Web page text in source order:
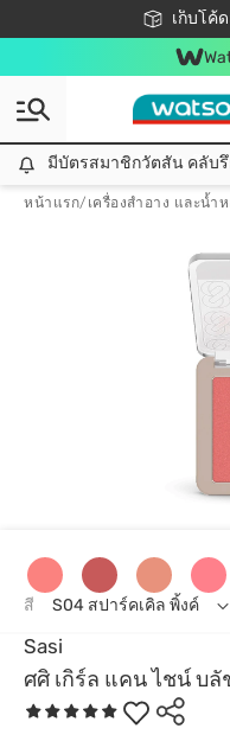
เก็บโค้
ชอปออนไลน์
📦ส่
สมา
มีบัตรสมาชิกวัตสัน คลับ
หน้าแรก/ เครื่องสำอาง และน้ำ
Sasi
ศศิ เกิร์ล แคน ไชน์ บ
สี S04 สปาร์คเคิล พิ้งค์